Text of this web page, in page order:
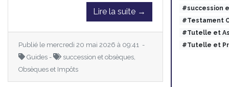
Lire la suite →
Publié le mercredi 20 mai 2026 à 09:41 -
Guides -
succession et obsèques,
Obsèques et Impôts
#succession
#Testament
#Tutelle et
#Tutelle et